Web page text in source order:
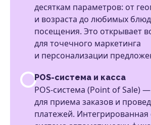
десяткам параметров: от
и возраста до любимых
посещения. Это открывает
для точечного маркетинга
и персонализации
POS-система и касса
POS-система (Point of Sale)
для приема заказов и
платежей. Интегрированная